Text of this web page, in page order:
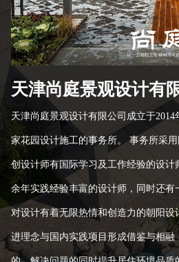
天津尚庭景观设计有
天津尚庭景观设计有限公司成立于
家花园设计施工的事务所。 事务所采
创设计师有国际学习及工作经验的设
余年实践经验丰富的设计师，同时还有
对设计有着无限热情和创造力的朝阳
进理念与国内实践项目形成借鉴与相